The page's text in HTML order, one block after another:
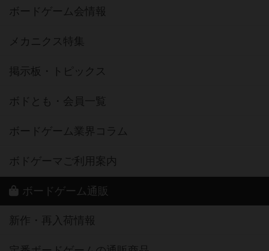
ボードゲーム会情報
メカニクス特集
掲示板・トピックス
ボドとも・会員一覧
ボードゲーム業界コラム
ボドゲーマご利用案内
ボードゲーム通販
新作・再入荷情報